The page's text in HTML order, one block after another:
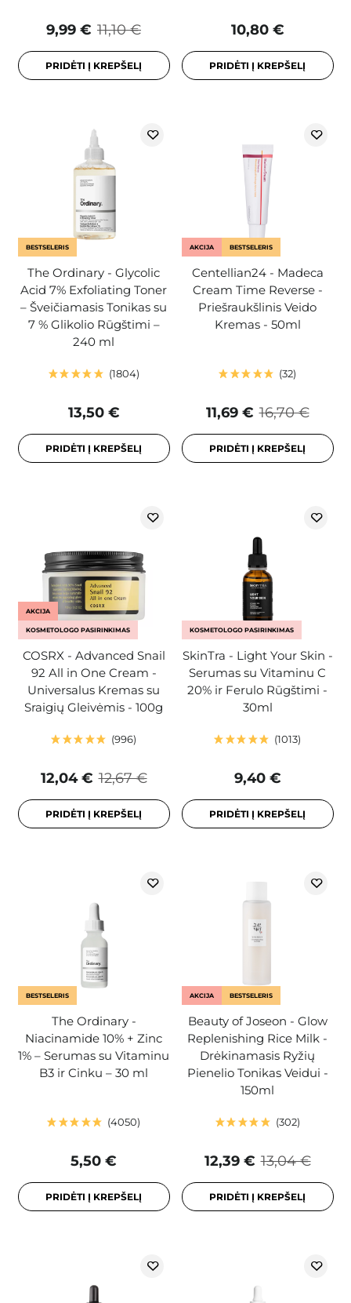
11,10 €
9,99 €
PRIDĖTI Į KREPŠELĮ
10,80 €
PRIDĖTI Į KREPŠELĮ
BESTSELERIS
The Ordinary - Glycolic
Acid 7% Exfoliating Toner
– Šveičiamasis Tonikas su
7 % Glikolio Rūgštimi –
240 ml
1804
13,50 €
PRIDĖTI Į KREPŠELĮ
AKCIJA BESTSELERIS
Centellian24 - Madeca
Cream Time Reverse -
Priešraukšlinis Veido
Kremas - 50ml
32
16,70 €
11,69 €
PRIDĖTI Į KREPŠELĮ
AKCIJA
KOSMETOLOGO PASIRINKIMAS
COSRX - Advanced Snail
92 All in One Cream -
Universalus Kremas su
Sraigių Gleivėmis - 100g
996
12,67 €
12,04 €
PRIDĖTI Į KREPŠELĮ
KOSMETOLOGO PASIRINKIMAS
SkinTra - Light Your Skin -
Serumas su Vitaminu C
20% ir Ferulo Rūgštimi -
30ml
1013
9,40 €
PRIDĖTI Į KREPŠELĮ
BESTSELERIS
The Ordinary -
Niacinamide 10% + Zinc
1% – Serumas su Vitaminu
B3 ir Cinku – 30 ml
4050
5,50 €
PRIDĖTI Į KREPŠELĮ
AKCIJA BESTSELERIS
Beauty of Joseon - Glow
Replenishing Rice Milk -
Drėkinamasis Ryžių
Pienelio Tonikas Veidui -
150ml
302
13,04 €
12,39 €
PRIDĖTI Į KREPŠELĮ